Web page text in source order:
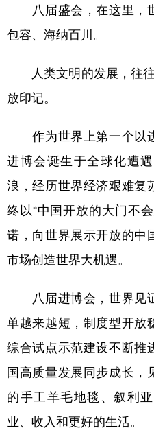
八届盛会，在这里，
包容、海纳百川。
人类文明的发展，往往
放印记。
作为世界上第一个以进
进博会诞生于全球化遭
浪，经历世界经济艰难复
终以“中国开放的大门不
诺，向世界展示开放的中
市场创造世界大机遇。
八届进博会，世界见
单越来越短，制度型开放
综合试点示范建设不断推
国高质量发展同步成长，
的手工羊毛地毯、叙利
业、收入和更好的生活。